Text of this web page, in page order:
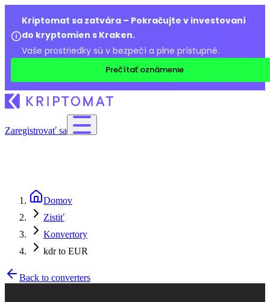
Kriptomat sa zatvára – Pokračujte v investovaní
do kryptomien s Kraken.
Vaše prostriedky sú v bezpečí a plne prístupné.
Prečítať oznámenie
Zaregistrovať sa
Domov
Zistiť
Konvertory
kdr to EUR
Back to converters